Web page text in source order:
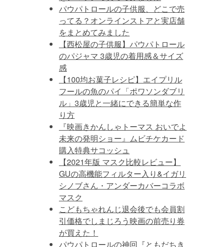
パウパトロールの子供服、どこで売
ってる？オンラインストアと実店舗
をまとめてみました
【西松屋の子供服】パウパトロール
のパジャマ 3歳児の着用感＆サイズ
感
【100均お菓子レシピ】エイプリル
フールの魚のパイ「ポワソンダブリ
ル」3歳児と一緒にできる簡単な作
り方
『映画きかんしゃトーマス おいでよ
未来の発明ショー』ムビチケカード
購入特典サコッシュ
【2021年版 マスク比較レビュー】
GUの高機能フィルター入り&イガリ
シノブさん・アンダーカバーコラボ
マスク
こどもちゃれんじ退会後でも会員割
引価格でしまじろう映画の前売り券
が買えた！
パウパトロールの神回『ともだちき